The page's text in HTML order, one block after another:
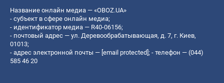
Название онлайн медиа — «OBOZ.UA»
- субъект в сфере онлайн медиа;
- идентификатор медиа — R40-06156;
- почтовый адрес — ул. Деревообрабатывающая, д. 7, г. Киев,
01013;
- адрес электронной почты — [email protected]; - телефон — (044)
585 46 20